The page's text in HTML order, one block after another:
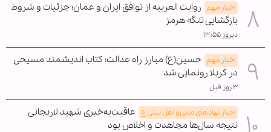
اخبار مهم روایت العربیه از توافق ایران و عمان؛ جزئیات و شروط
بازگشایی تنگه هرمز
دیروز ۱۳:۵۵
اخبار مهم حسین(ع) مبارز راه عدالت؛ کتاب اندیشمند مسیحی
در کربلا رونمایی شد
۳ روز قبل
اخبار نهادهای دینی و اهل بیتی ع عاقبت‌به‌خیری شهید لاریجانی
نتیجه سال‌ها مجاهدت و اخلاص بود